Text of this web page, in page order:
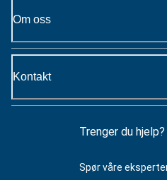
Om oss
Kontakt
Trenger du hjelp?
Spør våre